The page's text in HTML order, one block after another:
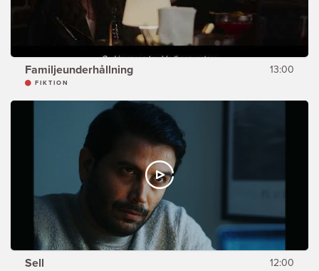
Familjeunderhållning 13:00
FIKTION
Sell 12:00